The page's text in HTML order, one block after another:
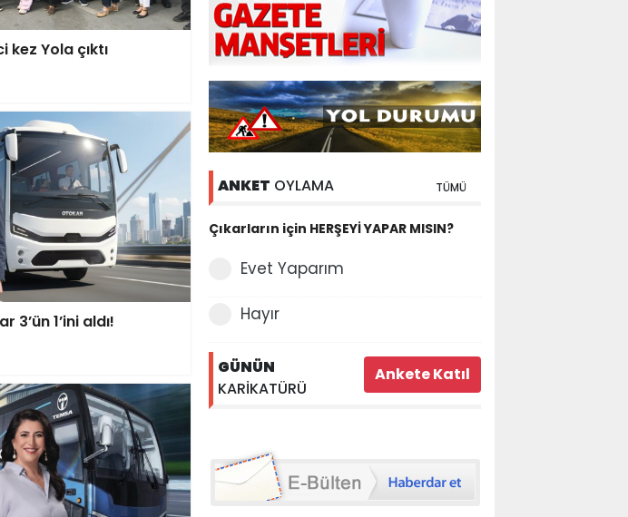
kez Yola çıktı
3’ün 1’ini aldı!
ANKET OYLAMA TÜMÜ
Çıkarların için HERŞEYİ YAPAR MISIN?
Evet Yaparım
Hayır
GÜNÜN
KARİKATÜRÜ